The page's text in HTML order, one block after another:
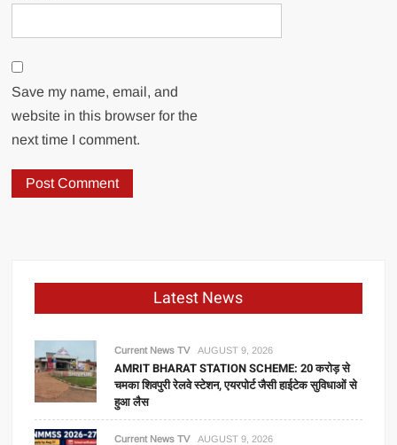
Save my name, email, and
website in this browser for the
next time I comment.
Latest News
Current News TV AUGUST 9, 2026
AMRIT BHARAT STATION SCHEME: 20 करोड़ से
चमका शिवपुरी रेलवे स्टेशन, एयरपोर्ट जैसी हाईटेक सुविधाओं से
हुआ लैस
Current News TV AUGUST 9, 2026